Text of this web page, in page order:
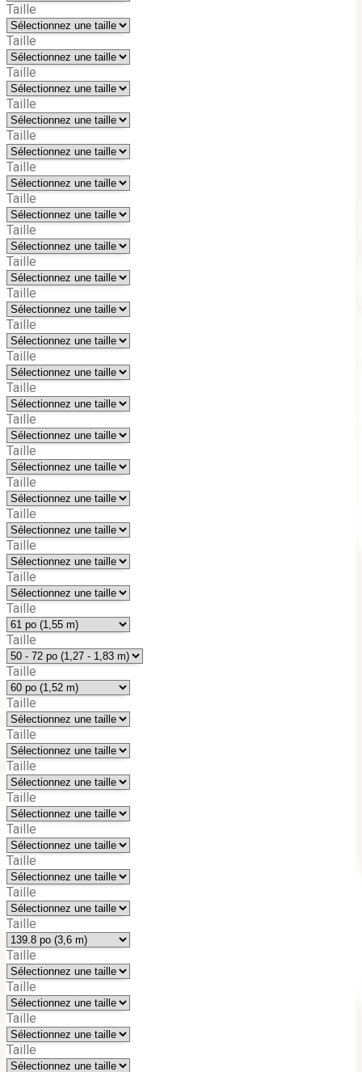
Taille
Taille
Taille
Taille
Taille
Taille
Taille
Taille
Taille
Taille
Taille
Taille
Taille
Taille
Taille
Taille
Taille
Taille
Taille
Taille
Taille
Taille
Taille
Taille
Taille
Taille
Taille
Taille
Taille
Taille
Taille
Taille
Taille
Taille